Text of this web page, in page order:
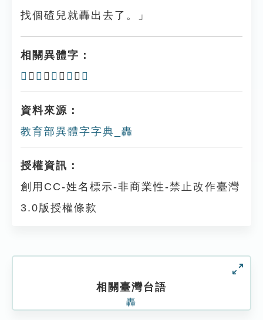
找個碴兒就轟出去了。」
相關異體字：
𨊷 、 𨋌 、 𨎇 、 𨋮 、 輷
資料來源：
教育部異體字字典_轟
授權資訊：
創用CC-姓名標示-非商業性-禁止改作臺灣
3.0版授權條款
相關臺灣台語
轟